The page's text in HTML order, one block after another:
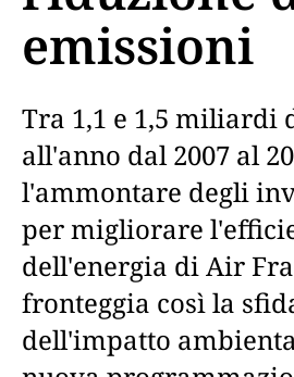
emissioni
Tra 1,1 e 1,5 miliardi
all'anno dal 2007 al
l'ammontare degli
per migliorare
dell'energia di Air
fronteggia così la
dell'impatto